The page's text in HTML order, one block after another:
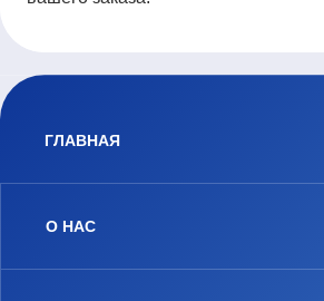
ГЛАВНАЯ
О НАС